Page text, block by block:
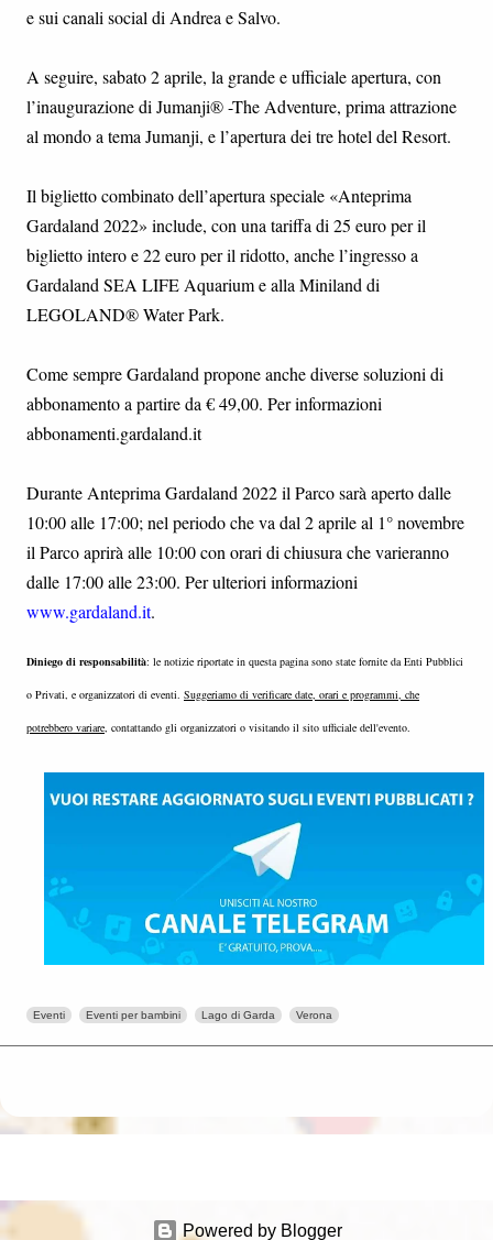
e sui canali social di Andrea e Salvo.
A seguire, sabato 2 aprile, la grande e ufficiale apertura, con
l’inaugurazione di Jumanji® -The Adventure, prima attrazione
al mondo a tema Jumanji, e l’apertura dei tre hotel del Resort.
Il biglietto combinato dell’apertura speciale «Anteprima
Gardaland 2022» include, con una tariffa di 25 euro per il
biglietto intero e 22 euro per il ridotto, anche l’ingresso a
Gardaland SEA LIFE Aquarium e alla Miniland di
LEGOLAND® Water Park.
Come sempre Gardaland propone anche diverse soluzioni di
abbonamento a partire da € 49,00. Per informazioni
abbonamenti.gardaland.it
Durante Anteprima Gardaland 2022 il Parco sarà aperto dalle
10:00 alle 17:00; nel periodo che va dal 2 aprile al 1° novembre
il Parco aprirà alle 10:00 con orari di chiusura che varieranno
dalle 17:00 alle 23:00. Per ulteriori informazioni
www.gardaland.it.
Diniego di responsabilità: le notizie riportate in questa pagina sono state fornite da Enti Pubblici
o Privati, e organizzatori di eventi. Suggeriamo di verificare date, orari e programmi, che
potrebbero variare, contattando gli organizzatori o visitando il sito ufficiale dell'evento.
Eventi Eventi per bambini Lago di Garda Verona
Powered by Blogger